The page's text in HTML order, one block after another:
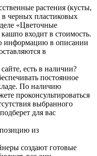
растения (кусты,
в черных пластиковых
«Цветочные
входит в стоимость.
информацию в описании
в
есть в наличии?
постоянное
По наличию
проконсультироваться
выбранного
для вас
из
создают готовые